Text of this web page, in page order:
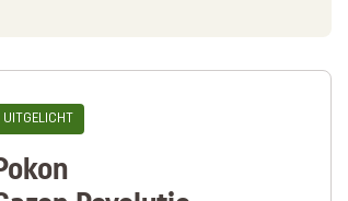
UITGELICHT